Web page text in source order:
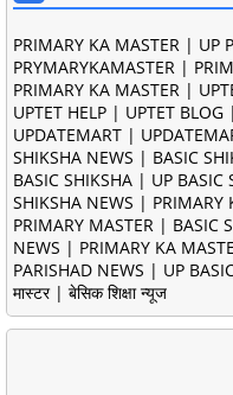
PRIMARY KA MASTER | UP
PRYMARYKAMASTER |
PRIMARY KA MASTER |
UPTET HELP | UPTET
UPDATEMART |
SHIKSHA NEWS | BASIC
BASIC SHIKSHA | UP BASIC
SHIKSHA NEWS | PRIMARY
PRIMARY MASTER | BASIC
NEWS | PRIMARY KA
PARISHAD NEWS | UP
मास्टर | बेसिक शिक्षा न्यूज